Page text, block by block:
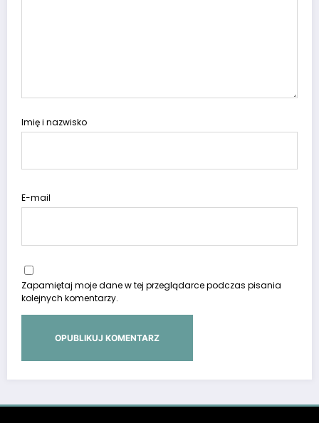
Imię i nazwisko
E-mail
Zapamiętaj moje dane w tej przeglądarce podczas pisania
kolejnych komentarzy.